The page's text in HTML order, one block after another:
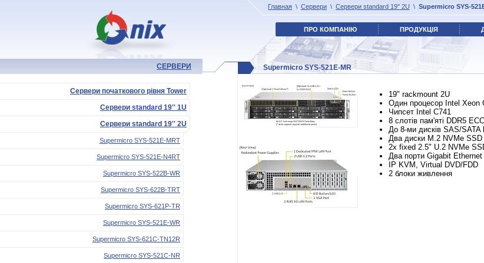
Главная \ Сервери \ Сервери standard 19'' 2U \ Supermicro SYS-
ПРО КОМПАНІЮ ПРОДУКЦІЯ
Supermicro SYS-521E-MR
СЕРВЕРИ
Сервери початкового рівня Tower
Сервери standard 19'' 1U
Сервери standard 19'' 2U
Supermicro SYS-521E-MRT
Supermicro SYS-521E-N4RT
Supermicro SYS-522B-WR
Supermicro SYS-622B-TRT
Supermicro SYS-621P-TR
Supermicro SYS-521E-WR
Supermicro SYS-621C-TN12R
Supermicro SYS-521C-NR
19" rackmount 2U
Один процесор Intel Xeon
Чипсет Intel C741
8 слотів пам'яті DDR5
До 8-ми дисків SAS/SATA
Два диски M.2 NVMe SSD
2х fixed 2.5" U.2 NVMe
Два порти Gigabit Ethernet
IP KVM, Virtual DVD/FDD
2 блоки живлення